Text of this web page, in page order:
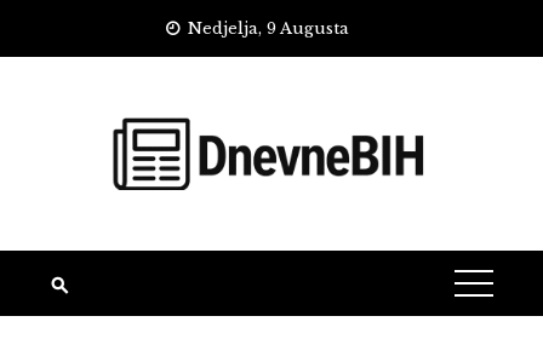
Nedjelja, 9 Augusta